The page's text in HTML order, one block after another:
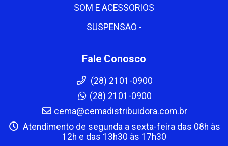
SOM E ACESSORIOS
SUSPENSAO -
Fale Conosco
(28) 2101-0900
(28) 2101-0900
cema@cemadistribuidora.com.br
Atendimento de segunda a sexta-feira das 08h às
12h e das 13h30 às 17h30